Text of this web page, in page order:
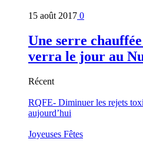
15 août 2017 0
Une serre
verra le jour au
Récent
RQFE- Diminuer les rejets
aujourd’hui
Joyeuses Fêtes